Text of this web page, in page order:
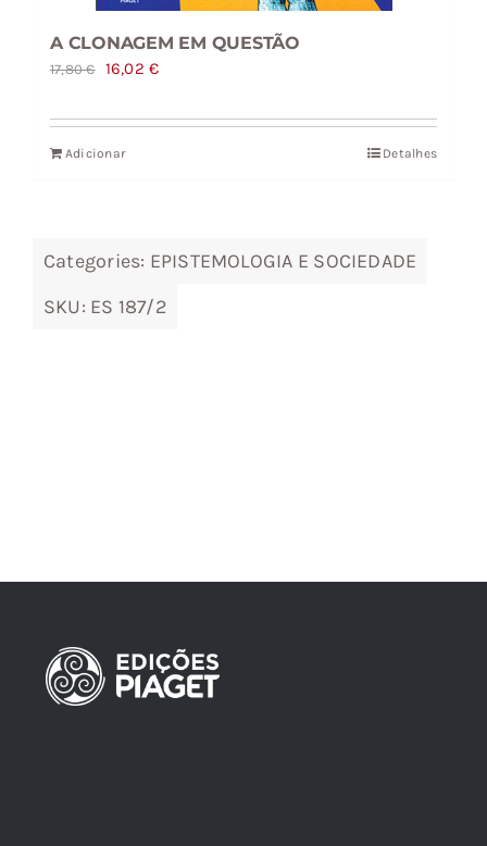
A CLONAGEM EM QUESTÃO
17,80€
O
original
era:
16,02€O
atual
Adicionar Detalhes
Categories: EPISTEMOLOGIA E SOCIEDADE
SKU: ES 187/2